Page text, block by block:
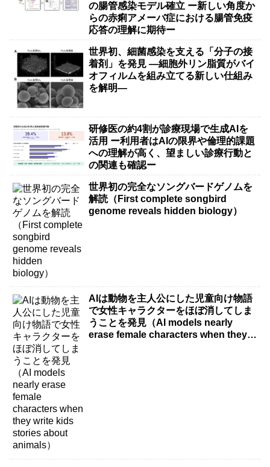
の腸管感染モデル確立 ー新しい角度か
らの赤痢アメーバ症における腸管免疫
応答の理解に期待ー
世界初、細菌感染を支える「分子の接
着剤」を発見 ―細胞外リン脂質がバイ
オフィルムを組み立てる新しい仕組み
を解明―
研修医の約4割が診療現場で生成AIを
活用 ー利用者はAIの限界や倫理的課題
への理解が高く、望ましい診療行動と
の関連も確認ー
世界初の完全なソングバードゲノムを
解読（First complete songbird
genome reveals hidden biology）
AIは動物を主人公にした児童向け物語
で女性キャラクターをほぼ消してしま
うことを発見（AI models nearly
erase female characters when they